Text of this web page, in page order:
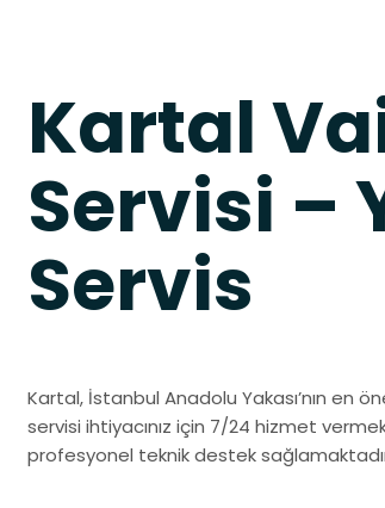
Kartal
Servisi –
Servis
Kartal, İstanbul Anadolu Yakası’nın en
servisi ihtiyacınız için 7/24 hizmet
profesyonel teknik destek